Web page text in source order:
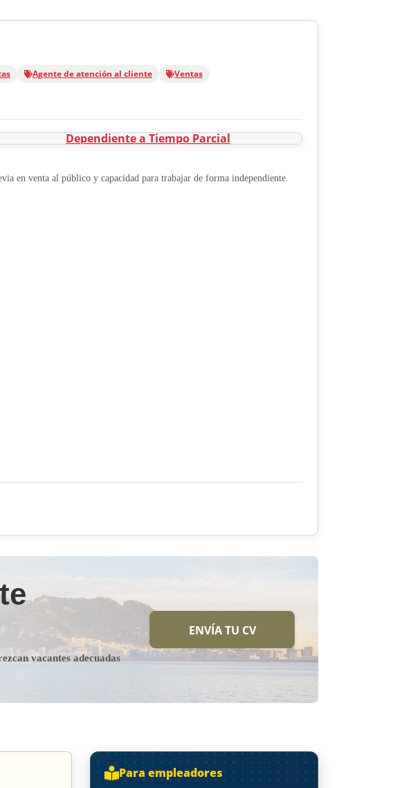
Agente de atención al cliente
Ventas
en venta al público y capacidad para trabajar de forma independiente.
vacantes adecuadas
ENVÍA TU CV
Para empleadores